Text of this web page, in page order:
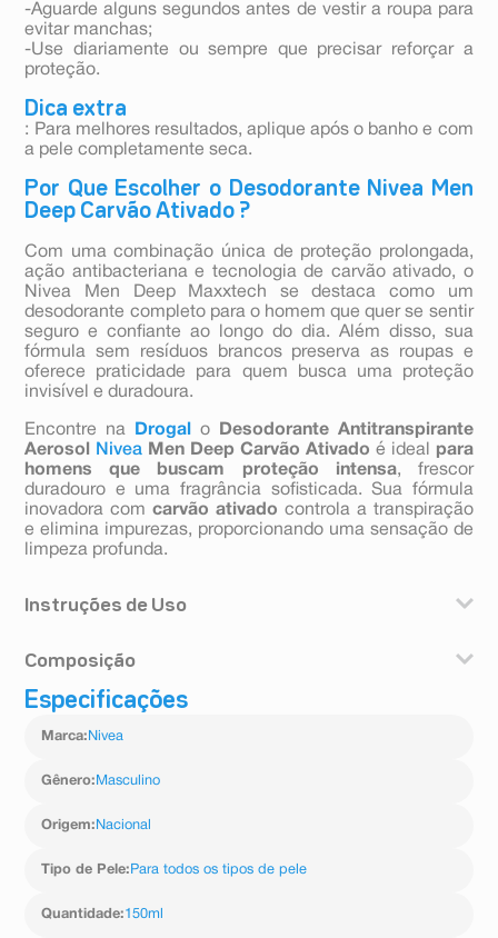
-Aguarde alguns segundos antes de vestir a roupa para
evitar manchas;
-Use diariamente ou sempre que precisar reforçar a
proteção.
Dica extra
: Para melhores resultados, aplique após o banho e com
a pele completamente seca.
Por Que Escolher o Desodorante Nivea Men
Deep Carvão Ativado ?
Com uma combinação única de proteção prolongada,
ação antibacteriana e tecnologia de carvão ativado, o
Nivea Men Deep Maxxtech se destaca como um
desodorante completo para o homem que quer se sentir
seguro e confiante ao longo do dia. Além disso, sua
fórmula sem resíduos brancos preserva as roupas e
oferece praticidade para quem busca uma proteção
invisível e duradoura.
Encontre na Drogal o
Desodorante Antitranspirante
Aerosol
Nivea Men Deep Carvão Ativado é ideal para
homens
que buscam proteção intensa, frescor
duradouro e uma fragrância sofisticada. Sua fórmula
inovadora comcarvão ativado controla a transpiração
e elimina impurezas, proporcionando uma sensação de
limpeza profunda.
Instruções de Uso
antes de se vestir. Em caso de funcionamento anormal
Composição
Butane (Butano), Isobutane (Isobutano), Propane
Aluminum Chlorohydrate (Cloroidróxido de Alumínio),
Caprylic/Capric Triglyceride (Triglicerídeo
Ativado), Pogostemon Cablin Oil (óleo de Pogostemon
da Flor de Pelargonium Graveolens), Eucalyptus
(Octildodecanol), Persea Gratissima Oil (Óleo de Persea
Especificações
Marca: Nivea
Gênero: Masculino
Origem: Nacional
Tipo de Pele: Para todos os tipos de pele
Quantidade:150ml